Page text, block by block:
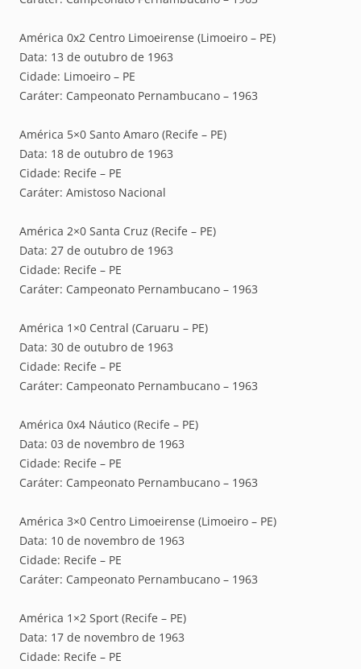
América 0x2 Centro Limoeirense (Limoeiro – PE)
Data: 13 de outubro de 1963
Cidade: Limoeiro – PE
Caráter: Campeonato Pernambucano – 1963
América 5×0 Santo Amaro (Recife – PE)
Data: 18 de outubro de 1963
Cidade: Recife – PE
Caráter: Amistoso Nacional
América 2×0 Santa Cruz (Recife – PE)
Data: 27 de outubro de 1963
Cidade: Recife – PE
Caráter: Campeonato Pernambucano – 1963
América 1×0 Central (Caruaru – PE)
Data: 30 de outubro de 1963
Cidade: Recife – PE
Caráter: Campeonato Pernambucano – 1963
América 0x4 Náutico (Recife – PE)
Data: 03 de novembro de 1963
Cidade: Recife – PE
Caráter: Campeonato Pernambucano – 1963
América 3×0 Centro Limoeirense (Limoeiro – PE)
Data: 10 de novembro de 1963
Cidade: Recife – PE
Caráter: Campeonato Pernambucano – 1963
América 1×2 Sport (Recife – PE)
Data: 17 de novembro de 1963
Cidade: Recife – PE